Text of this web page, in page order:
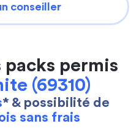
conseiller
packs permis
(69310)
* & possibilité de
sans frais